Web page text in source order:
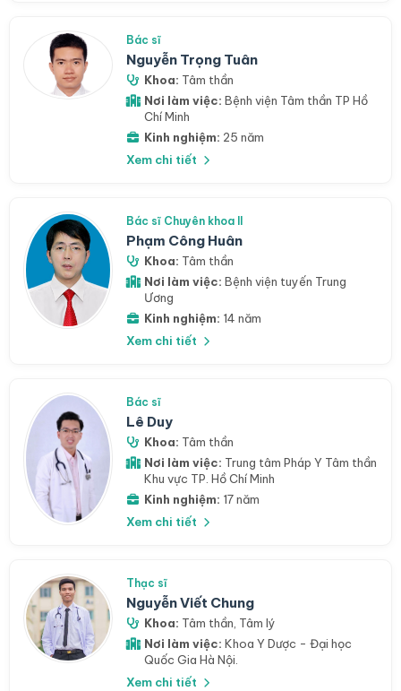
Bác sĩ
Nguyễn Trọng Tuân
Khoa: Tâm thần
Nơi làm việc: Bệnh viện Tâm thần TP Hồ
Chí Minh
Kinh nghiệm: 25 năm
Xem chi tiết
Bác sĩ Chuyên khoa II
Phạm Công Huân
Khoa: Tâm thần
Nơi làm việc: Bệnh viện tuyến Trung
Ương
Kinh nghiệm: 14 năm
Xem chi tiết
Bác sĩ
Lê Duy
Khoa: Tâm thần
Nơi làm việc: Trung tâm Pháp Y Tâm thần
Khu vực TP. Hồ Chí Minh
Kinh nghiệm: 17 năm
Xem chi tiết
Thạc sĩ
Nguyễn Viết Chung
Khoa: Tâm thần Tâm lý
Nơi làm việc: Khoa Y Dược - Đại học
Quốc Gia Hà Nội.
Xem chi tiết